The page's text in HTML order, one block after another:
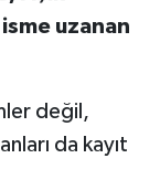
uzanan
değil,
da kayıt